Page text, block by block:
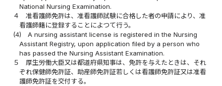
National Nursing Examination.
４
准看護師免許は、准看護師試験に合格した者の申請により、准
看護師籍に登録することによつて行う。
(4)
A nursing assistant license is registered in the Nursing
Assistant Registry, upon application filed by a person who
has passed the Nursing Assistant Examination.
５
厚生労働大臣又は都道府県知事は、免許を与えたときは、それ
ぞれ保健師免許証、助産師免許証若しくは看護師免許証又は准看
護師免許証を交付する。